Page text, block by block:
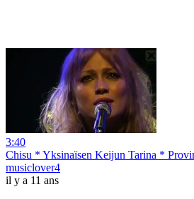
3:40
Chisu * Yksinaïsen Keijun Tarina *
musiclover4
il y a 11 ans